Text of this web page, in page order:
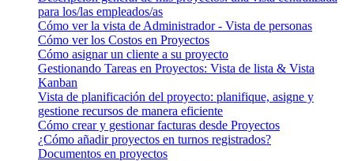
para los/las empleados/as
Cómo ver la vista de Administrador - Vista de personas
Cómo ver los Costos en Proyectos
Cómo asignar un cliente a su proyecto
Gestionando Tareas en Proyectos: Vista de lista & Vista
Kanban
Vista de planificación del proyecto: planifique, asigne y
gestione recursos de manera eficiente
Cómo crear y gestionar facturas desde Proyectos
¿Cómo añadir proyectos en turnos registrados?
Documentos en proyectos